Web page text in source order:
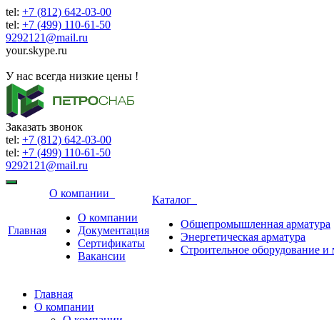
tel: +7 (812) 642-03-00
tel: +7 (499) 110-61-50
9292121@mail.ru
your.skype.ru
У нас всегда низкие цены !
Заказать звонок
tel: +7 (812) 642-03-00
tel: +7 (499) 110-61-50
9292121@mail.ru
Главная
О компании
О компании
Документация
Сертификаты
Вакансии
Каталог
Общепромышленная арматура
Энергетическая арматура
Строительное оборудование и
Главная
О компании